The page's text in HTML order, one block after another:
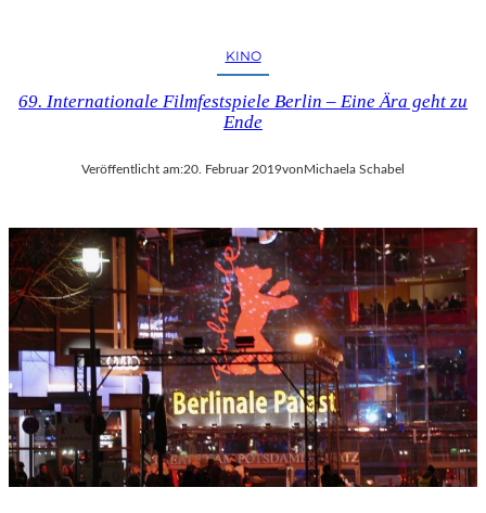
KINO
69. Internationale Filmfestspiele Berlin – Eine Ära geht zu
Ende
Veröffentlicht am:20. Februar 2019vonMichaela Schabel